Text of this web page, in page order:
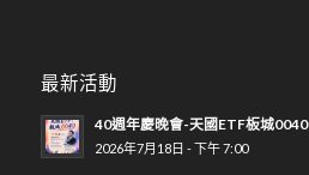
最新活動
40週年慶晚會-天國ETF板城0040
2026年7月18日 - 下午 7:00